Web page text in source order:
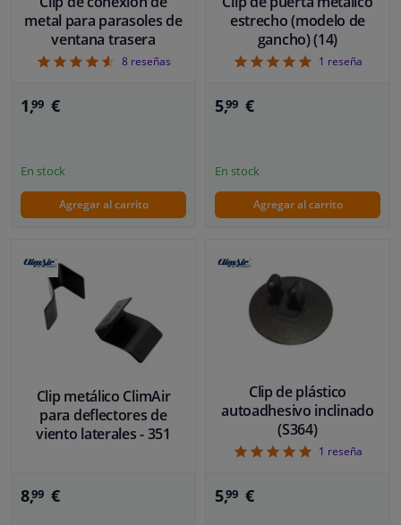
metal para parasoles de
ventana trasera
4.63
8reseñas
1,99 €
En stock
Agregar al carrito
estrecho (modelo de
gancho) (14)
51 reseña
5,99 €
En stock
Agregar al carrito
Clip metálico ClimAir
para deflectores de
viento laterales - 351
8,99 €
Clip de plástico
autoadhesivo inclinado
(S364)
51 reseña
5,99 €